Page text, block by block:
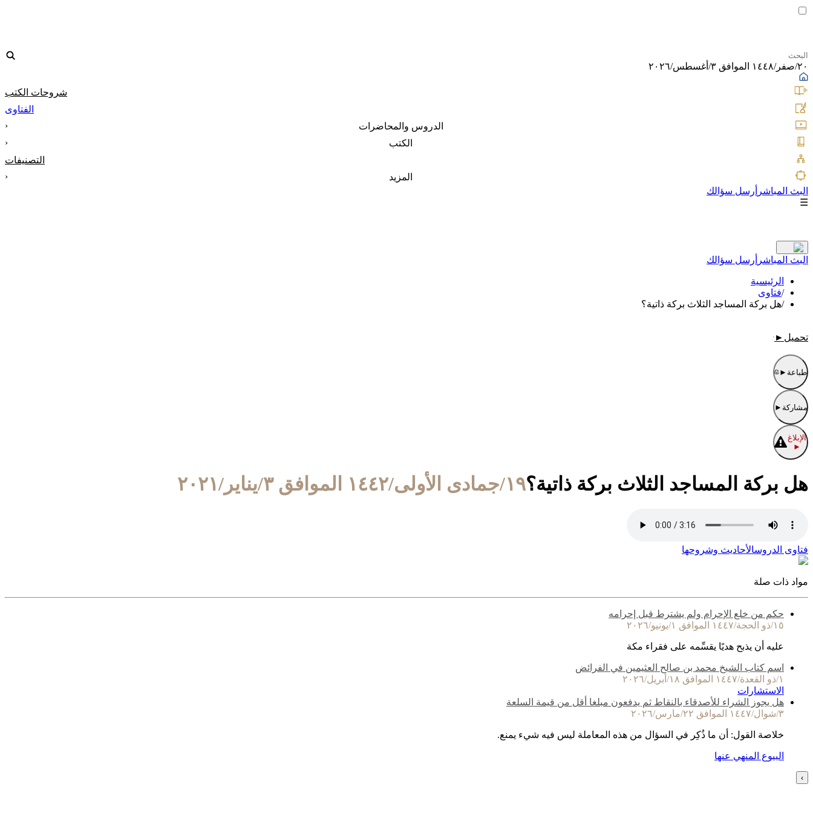
٢٠/صفر/١٤٤٨ الموافق ٣/أغسطس/٢٠٢٦
شروحات الكتب
الفتاوى
الدروس والمحاضرات
‹
الكتب
‹
التصنيفات
المزيد
‹
البث المباشر أرسل سؤالك
☰
البث المباشر أرسل سؤالك
الرئيسية
/فتاوى
/هل بركة المساجد الثلاث بركة ذاتية؟
تحميل ►
طباعة ►
مشاركة ►
الإبلاغ
►
هل بركة المساجد الثلاث بركة ذاتية؟١٩/جمادى الأولى/١٤٤٢ الموافق ٣/يناير/٢٠٢١
فتاوى الدروسالأحاديث وشروحها
مواد ذات صلة
حكم من خلع الإحرام ولم يشترط قبل إحرامه
١٥/ذو الحجة/١٤٤٧ الموافق ١/يونيو/٢٠٢٦
عليه أن يذبح هديًا يقسِّمه على فقراء مكة
اسم كتاب الشيخ محمد بن صالح العثيمين في الفرائض
١/ذو القعدة/١٤٤٧ الموافق ١٨/أبريل/٢٠٢٦
الاستشارات
هل يجوز الشراء للأصدقاء بالنقاط ثم يدفعون مبلغا أقل من قيمة السلعة
٣/شوال/١٤٤٧ الموافق ٢٢/مارس/٢٠٢٦
خلاصة القول: أن ما ذُكِر في السؤال من هذه المعاملة ليس فيه شيء يمنع.
البيوع المنهي عنها
›